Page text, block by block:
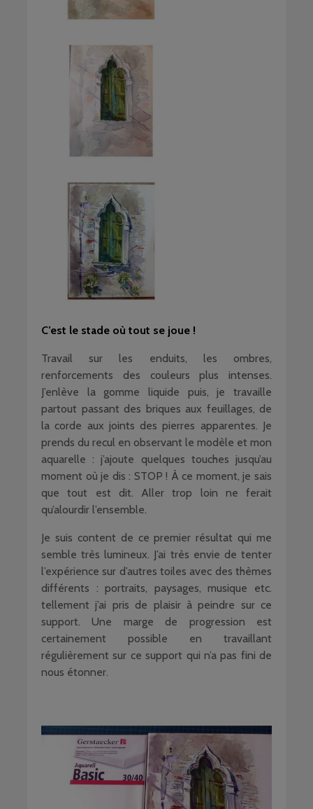
C’est le stade où tout se joue !
Travail sur les enduits, les ombres,
renforcements des couleurs plus intenses.
J’enlève la gomme liquide puis, je travaille
partout passant des briques aux feuillages, de
la corde aux joints des pierres apparentes. Je
prends du recul en observant le modèle et mon
aquarelle : j’ajoute quelques touches jusqu’au
moment où je dis : STOP ! À ce moment, je sais
que tout est dit. Aller trop loin ne ferait
qu’alourdir l’ensemble.
Je suis content de ce premier résultat qui me
semble très lumineux. J’ai très envie de tenter
l’expérience sur d’autres toiles avec des thèmes
différents : portraits, paysages, musique etc.
tellement j’ai pris de plaisir à peindre sur ce
support. Une marge de progression est
certainement possible en travaillant
régulièrement sur ce support qui n’a pas fini de
nous étonner.